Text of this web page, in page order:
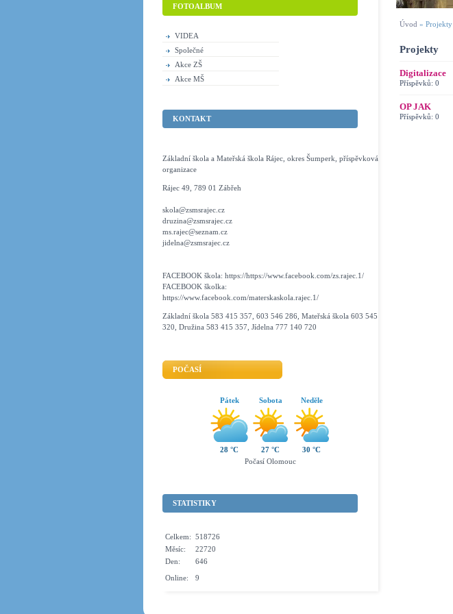
Úvod » Projekty
Projekty
Digitalizace
Příspěvků: 0
OP JAK
Příspěvků: 0
FOTOALBUM
VIDEA
Společné
Akce ZŠ
Akce MŠ
KONTAKT
Základní škola a Mateřská škola Rájec, okres Šumperk, příspěvková
organizace
Rájec 49, 789 01 Zábřeh
skola@zsmsrajec.cz
druzina@zsmsrajec.cz
ms.rajec@seznam.cz
jidelna@zsmsrajec.cz
FACEBOOK škola: https://https://www.facebook.com/zs.rajec.1/
FACEBOOK školka:
https://www.facebook.com/materskaskola.rajec.1/
Základní škola 583 415 357, 603 546 286, Mateřská škola 603 545
320, Družina 583 415 357, Jídelna 777 140 720
POČASÍ
Pátek
28 °C
Sobota
27 °C
Neděle
30 °C
Počasí Olomouc
STATISTIKY
Online: 9
Celkem: 518726
Měsíc:
22720
Den:
646